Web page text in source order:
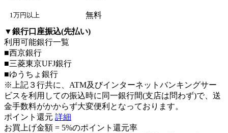
1万円以上
無料
▼銀行口座振込(先払い)
利用可能銀行一覧
■西京銀行
■三菱東京UFJ銀行
■ゆうちょ銀行
※上記３行共に、ATM及びインターネットバンキングサー
ビスを利用しての振込時に同一銀行間(支店は問わず)で、送
金手数料がかからず大変便利となっております。
ポイント還元 詳細
お買上げ金額 = 5%のポイント還元率